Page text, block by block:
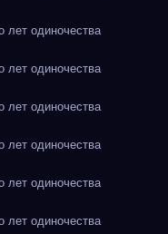
лет одиночества
лет одиночества
лет одиночества
лет одиночества
лет одиночества
лет одиночества